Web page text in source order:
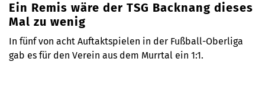
Ein Remis wäre der TSG Backnang dieses
Mal zu wenig
In fünf von acht Auftaktspielen in der Fußball-Oberliga
gab es für den Verein aus dem Murrtal ein 1:1.